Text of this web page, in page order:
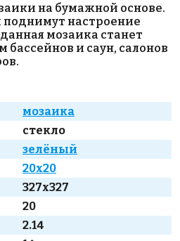
на бумажной основе.
настроение
мозаика станет
и саун, салонов
мозаика
стекло
зелёный
20x20
327x327
20
2.14